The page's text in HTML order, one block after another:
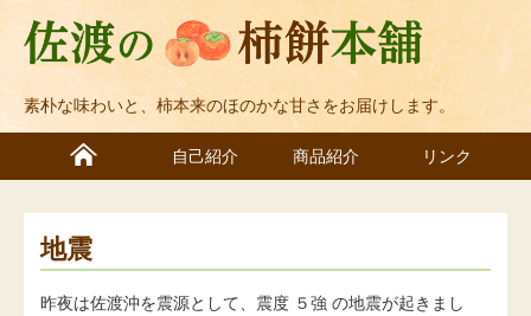
素朴な味わいと、柿本来のほのかな甘さをお届けします。
自己紹介 商品紹介 リンク
地震
昨夜は佐渡沖を震源として、震度 ５強 の地震が起きまし